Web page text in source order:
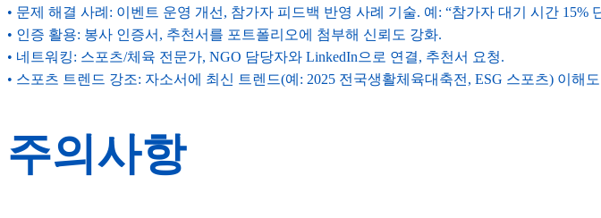
• 문제 해결 사례: 이벤트 운영 개선, 참가자 피드백 반영 사례 기술. 예: “참가자 대기 시간 15%
• 인증 활용: 봉사 인증서, 추천서를 포트폴리오에 첨부해 신뢰도 강화.
• 네트워킹: 스포츠/체육 전문가, NGO 담당자와 LinkedIn으로 연결, 추천서 요청.
• 스포츠 트렌드 강조: 자소서에 최신 트렌드(예: 2025 전국생활체육대축전, ESG 스포츠) 이해
주의사항